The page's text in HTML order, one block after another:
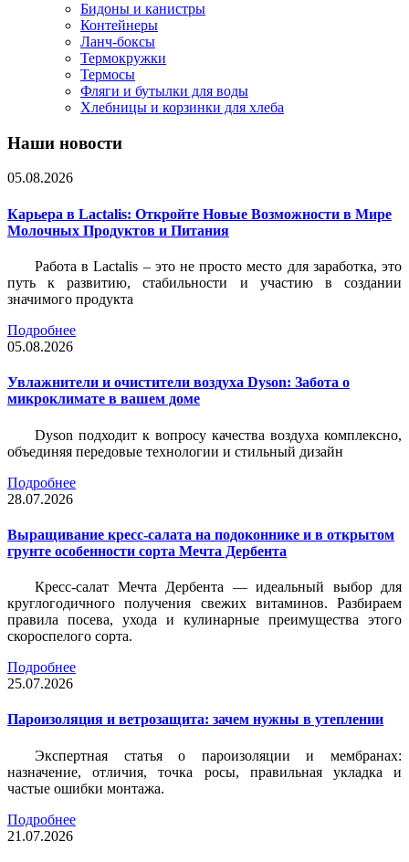
Бидоны и канистры
Контейнеры
Ланч-боксы
Термокружки
Термосы
Фляги и бутылки для воды
Хлебницы и корзинки для хлеба
Наши новости
05.08.2026
Карьера в Lactalis: Откройте Новые Возможности в Мире
Молочных Продуктов и Питания
Работа в Lactalis – это не просто место для заработка, это
путь к развитию, стабильности и участию в создании
значимого продукта
Подробнее
05.08.2026
Увлажнители и очистители воздуха Dyson: Забота о
микроклимате в вашем доме
Dyson подходит к вопросу качества воздуха комплексно,
объединяя передовые технологии и стильный дизайн
Подробнее
28.07.2026
Выращивание кресс-салата на подоконнике и в открытом
грунте особенности сорта Мечта Дербента
Кресс-салат Мечта Дербента — идеальный выбор для
круглогодичного получения свежих витаминов. Разбираем
правила посева, ухода и кулинарные преимущества этого
скороспелого сорта.
Подробнее
25.07.2026
Пароизоляция и ветрозащита: зачем нужны в утеплении
Экспертная статья о пароизоляции и мембранах:
назначение, отличия, точка росы, правильная укладка и
частые ошибки монтажа.
Подробнее
21.07.2026